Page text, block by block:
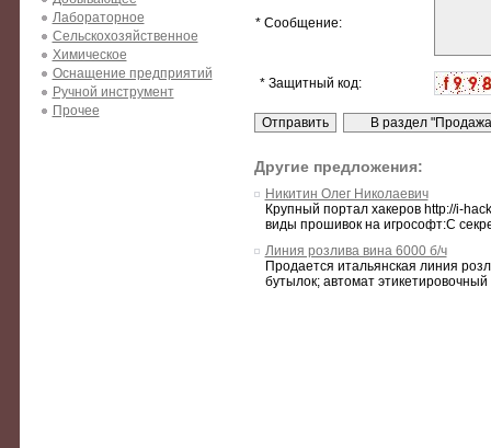
Лабораторное
Сельскохозяйственное
Химическое
Оснащение предприятий
Ручной инструмент
Прочее
* Сообщение:
* Защитный код:
Другие предложения:
Никитин Олег Николаевич
Крупный портал хакеров http://i-
виды прошивок на игрософт:С
Линия розлива вина 6000 б/ч
Продается итальянская линия
бутылок; автомат